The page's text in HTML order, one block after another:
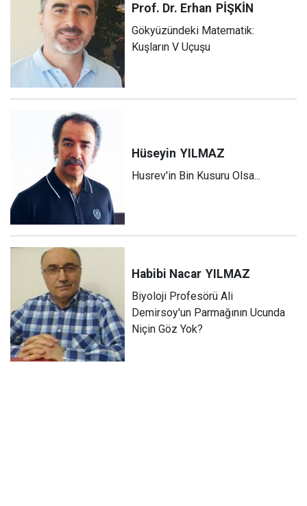
Prof. Dr. Erhan PİŞKİN
Gökyüzündeki Matematik:
Kuşların V Uçuşu
Hüseyin YILMAZ
Husrev'in Bin Kusuru Olsa...
Habibi Nacar YILMAZ
Biyoloji Profesörü Ali
Demirsoy'un Parmağının Ucunda
Niçin Göz Yok?